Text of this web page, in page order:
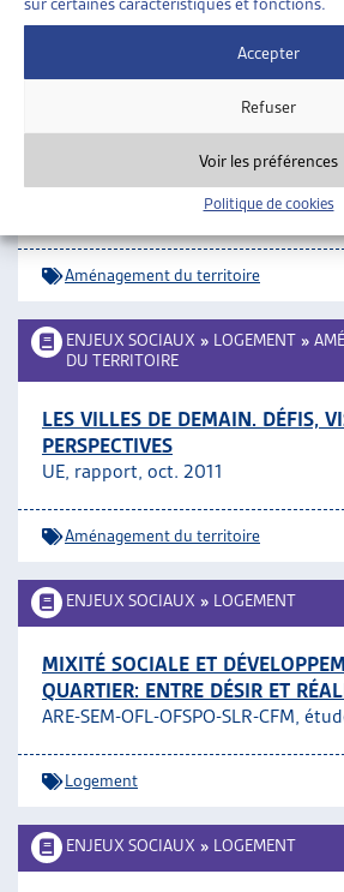
Accepter
Refuser
Voir les préférences
Politique de cookies
Logement
ENJEUX SOCIAUX»LOGEMENT»
LES ENFANTS: RÉVÉLATEURS DE
AUX ESPACES PUBLICS
Métropolitiques, juin 2012
Aménagement du territoire
ENJEUX SOCIAUX » LOGEMENT »
DU TERRITOIRE
LES VILLES DE DEMAIN. DÉFIS,
PERSPECTIVES
UE, rapport, oct. 2011
Aménagement du territoire
ENJEUX SOCIAUX » LOGEMENT
MIXITÉ SOCIALE ET
QUARTIER: ENTRE DÉSIR ET
ARE-SEM-OFL-OFSPO-SLR-CFM,
Logement
ENJEUX SOCIAUX » LOGEMENT